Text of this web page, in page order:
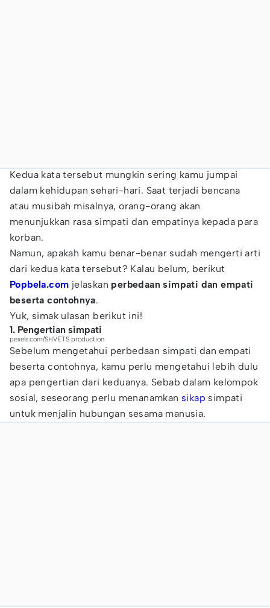
Kedua kata tersebut mungkin sering kamu jumpai
dalam kehidupan sehari-hari. Saat terjadi bencana
atau musibah misalnya, orang-orang akan
menunjukkan rasa simpati dan empatinya kepada para
korban.
Namun, apakah kamu benar-benar sudah mengerti arti
dari kedua kata tersebut? Kalau belum, berikut
Popbela.com jelaskan perbedaan simpati dan empati
beserta contohnya.
Yuk, simak ulasan berikut ini!
1. Pengertian simpati
pexels.com/SHVETS production
Sebelum mengetahui perbedaan simpati dan empati
beserta contohnya, kamu perlu mengetahui lebih dulu
apa pengertian dari keduanya. Sebab dalam kelompok
sosial, seseorang perlu menanamkan sikap simpati
untuk menjalin hubungan sesama manusia.